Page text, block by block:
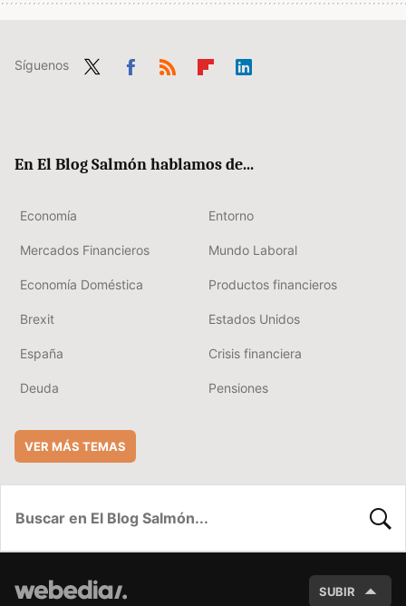
Síguenos
En El Blog Salmón hablamos de...
Economía Entorno
Mercados Financieros Mundo Laboral
Economía Doméstica Productos financieros
Brexit Estados Unidos
España Crisis financiera
Deuda Pensiones
VER MÁS TEMAS
SUBIR